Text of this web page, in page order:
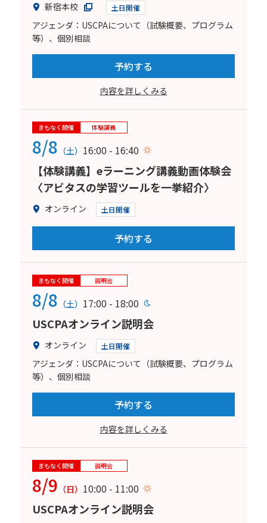
新宿本校 土日開催
アジェンダ：USCPAについて（試験概要、プログラム
等）、個別相談
予約する
内容を詳しくみる
まもなく開催 体験講義
8/8 （土） 16:00 - 16:40
【体験講義】eラーニング講義動画体験会
〈アビタスの学習ツールを一挙紹介〉
オンライン 土日開催
予約する
まもなく開催 説明会
8/8 （土） 17:00 - 18:00
USCPAオンライン説明会
オンライン 土日開催
アジェンダ：USCPAについて（試験概要、プログラム
等）、個別相談
予約する
内容を詳しくみる
まもなく開催 説明会
8/9 （日） 10:00 - 11:00
USCPAオンライン説明会